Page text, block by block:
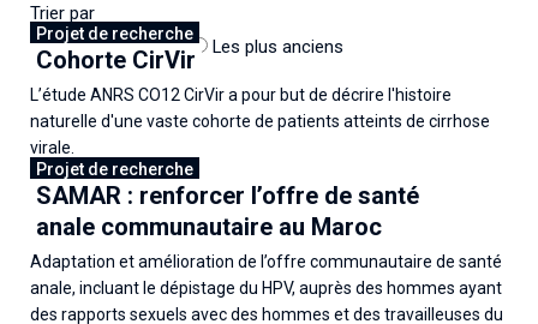
Trier par
Les plus récents
Les plus anciens
Projet de recherche
Cohorte CirVir
L’étude ANRS CO12 CirVir a pour but de décrire l'histoire
naturelle d'une vaste cohorte de patients atteints de cirrhose
virale.
20 juillet 2026
Projet de recherche
SAMAR : renforcer l’offre de santé
anale communautaire au Maroc
Adaptation et amélioration de l’offre communautaire de santé
anale, incluant le dépistage du HPV, auprès des hommes ayant
des rapports sexuels avec des hommes et des travailleuses du